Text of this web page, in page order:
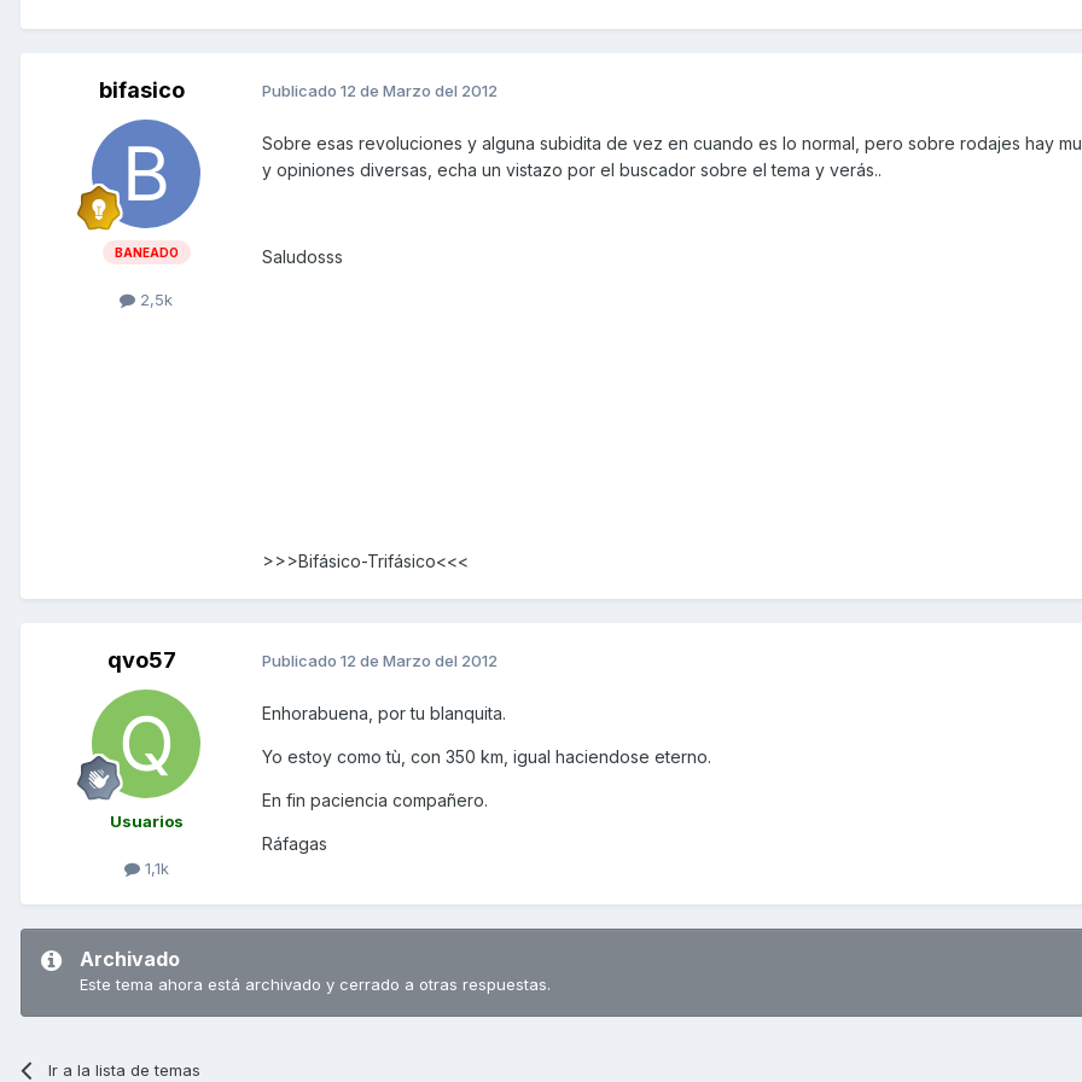
bifasico
BANEADO
2,5k
Publicado 12 de Marzo del 2012
Sobre esas revoluciones y alguna subidita de vez en cuando es lo normal, pero sobre rodajes hay
y opiniones diversas, echa un vistazo por el buscador sobre el tema y verás..
Saludosss
>>>Bifásico-Trifásico<<<
qvo57
Usuarios
1,1k
Publicado 12 de Marzo del 2012
Enhorabuena, por tu blanquita.
Yo estoy como tù, con 350 km, igual haciendose eterno.
En fin paciencia compañero.
Ráfagas
Archivado
Este tema ahora está archivado y cerrado a otras respuestas.
Ir a la lista de temas